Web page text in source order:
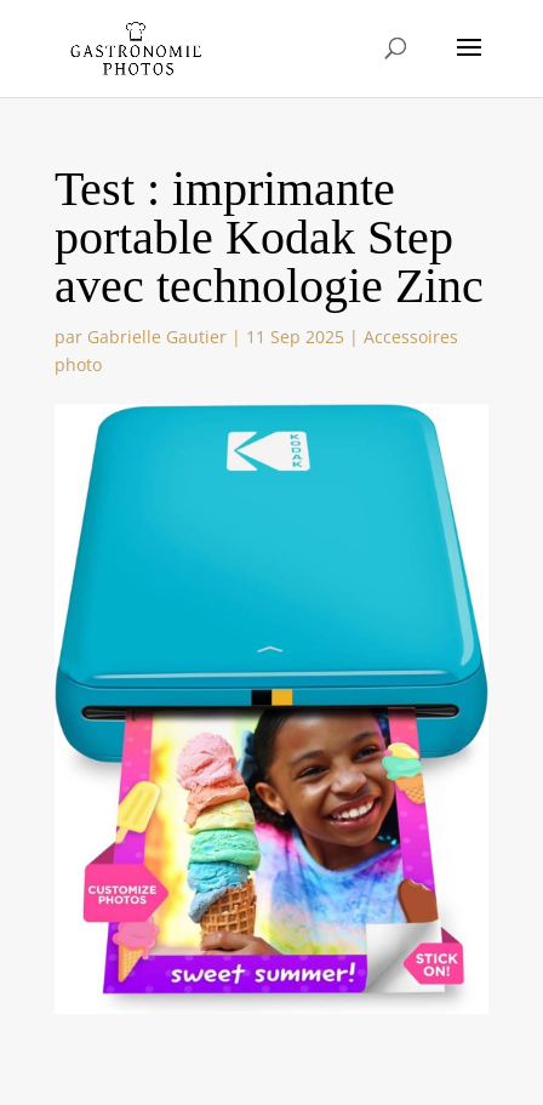
Test : imprimante
portable Kodak Step
avec technologie Zinc
par Gabrielle Gautier| 11 Sep 2025| Accessoires
photo